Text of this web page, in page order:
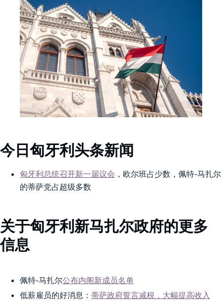
今日匈牙利头条新闻
匈牙利总统召开新一届议会 ，欧尔班占少数，佩特-马扎尔
的蒂萨党占超级多数
关于匈牙利新马扎尔政府的更多
信息
佩特-马扎尔公布内阁新成员名单
低薪雇员的好消息： 蒂萨政府誓言减税，大幅提高收入